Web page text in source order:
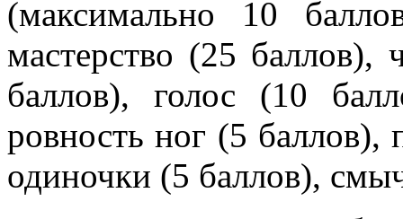
(максимально 10
мастерство (25 баллов),
баллов), голос (10
ровность ног (5 баллов),
одиночки (5 баллов),